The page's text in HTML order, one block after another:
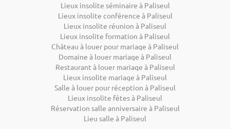
Lieux insolite séminaire à Paliseul
Lieux insolite conférence à Paliseul
Lieux insolite réunion à Paliseul
Lieux insolite formation à Paliseul
Château à louer pour mariage à Paliseul
Domaine à louer mariage à Paliseul
Restaurant à louer mariage à Paliseul
Lieux insolite mariage à Paliseul
Salle à louer pour réception à Paliseul
Lieux insolite fêtes à Paliseul
Réservation salle anniversaire à Paliseul
Lieu salle à Paliseul